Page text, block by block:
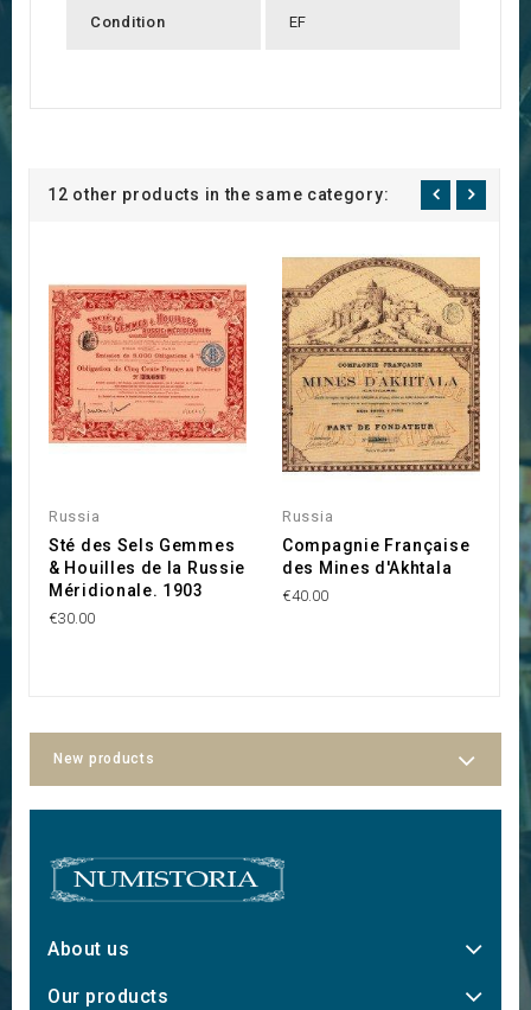
Condition EF
12 other products in the same category:
Russia
Sté des Sels Gemmes
& Houilles de la Russie
Méridionale. 1903
€30.00
Russia
Compagnie Française
des Mines d'Akhtala
€40.00
New products
About us
Our products